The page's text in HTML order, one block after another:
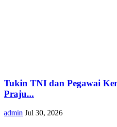
Tukin TNI dan Pegawai
Praju...
admin Jul 30, 2026